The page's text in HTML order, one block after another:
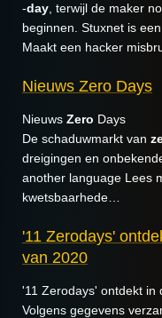
-day , terwijl de maker
beginnen. Stuxnet is
Maakt een hacker
Nieuws Zero Days
Nieuws Zero Days
De schaduwmarkt van
dreigingen en
another language Lees
kwetsbaarhede…
'11 Zerodays'
van 2020
'11 Zerodays' ontdekt in
Volgens gegevens